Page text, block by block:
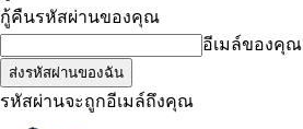
กู้คืนรหัสผ่านของคุณ
อีเมล์ของคุณ
รหัสผ่านจะถูกอีเมล์ถึงคุณ